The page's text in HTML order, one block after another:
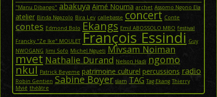
"Manu Dibango" abakuya Aimé Nouma archet Assomo Ngono Ela
atelier Binda Ngazolo Bira Lev callebasse concert Conte
contes Edmond Bolo Ekangs Emil ABOSSOLO MBO festival
Francky "Ze Ike" MOULET François Essindi Guy
NWOGANG Jimi Sofo Michel Ngueti Mivsam Noiman
mvet Nathalie Durand Nelson Hadi ngomo
nkul Patrick Beyeme patrimoine culturel percussions radio
Robin Gentien Sabine Boyer slam TAG Tag Ekang Thierry
Mvié théâtre